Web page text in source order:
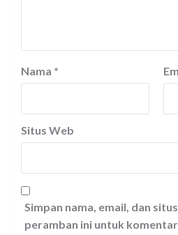
Nama *
Situs Web
Simpan nama, email, dan
peramban ini untuk